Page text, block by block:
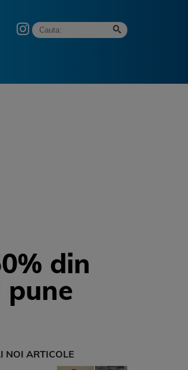
din
pune
NOI ARTICOLE